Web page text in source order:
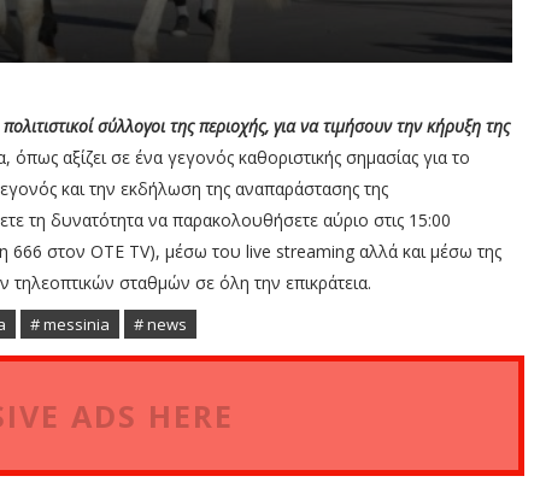
σύλλογοι της περιοχής, για να τιμήσουν την κήρυξη της
αξίζει σε ένα γεγονός καθοριστικής σημασίας για το
και την εκδήλωση της αναπαράστασης της
τη δυνατότητα να παρακολουθήσετε αύριο στις 15:00
στον ΟΤΕ TV), μέσω του live streaming αλλά και μέσω της
τηλεοπτικών σταθμών σε όλη την επικράτεια.
# messinia # news
ADS HERE